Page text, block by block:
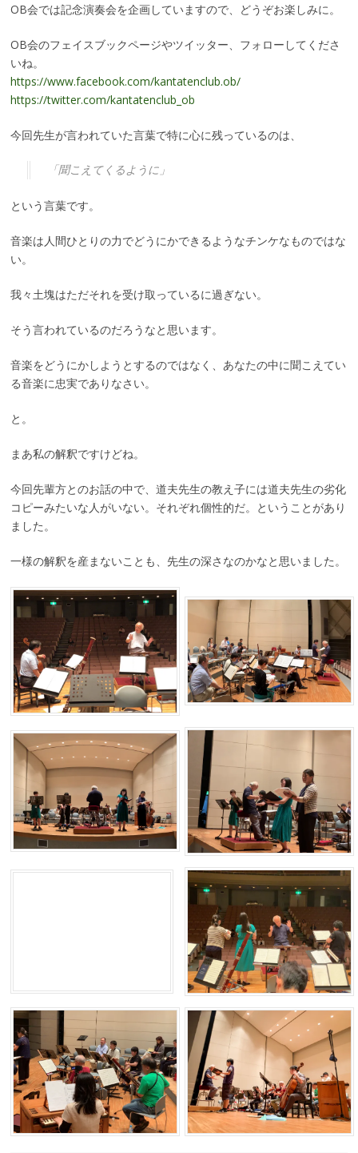
OB会では記念演奏会を企画していますので、どうぞお楽しみに。
OB会のフェイスブックページやツイッター、フォローしてくださ
いね。
https://www.facebook.com/kantatenclub.ob/
https://twitter.com/kantatenclub_ob
今回先生が言われていた言葉で特に心に残っているのは、
「聞こえてくるように」
という言葉です。
音楽は人間ひとりの力でどうにかできるようなチンケなものではな
い。
我々土塊はただそれを受け取っているに過ぎない。
そう言われているのだろうなと思います。
音楽をどうにかしようとするのではなく、あなたの中に聞こえてい
る音楽に忠実でありなさい。
と。
まあ私の解釈ですけどね。
今回先輩方とのお話の中で、道夫先生の教え子には道夫先生の劣化
コピーみたいな人がいない。それぞれ個性的だ。ということがあり
ました。
一様の解釈を産まないことも、先生の深さなのかなと思いました。